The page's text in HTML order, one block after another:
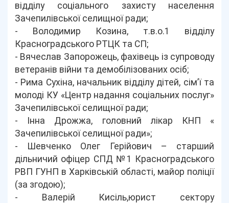
відділу соціального захисту населення
Зачепилівської селищної ради;
- Володимир Козина, т.в.о.1 відділу
Красноградського РТЦК та СП;
- Вячеслав Запорожець, фахівець із супроводу
ветеранів війни та демобілізованих осіб;
- Рима Сухіна, начальник відділу дітей, сім’ї та
молоді КУ «Центр надання соціальних послуг»
Зачепилівської селищної ради;
- Інна Дрожжа, головний лікар КНП «
Зачепилівської селищної ради»;
- Шевченко Олег Герійович – старший
дільничий офіцер СПД №1 Красноградського
РВП ГУНП в Харківській області, майор поліції
(за згодою);
- Валерій Кисіль,юрист сектору